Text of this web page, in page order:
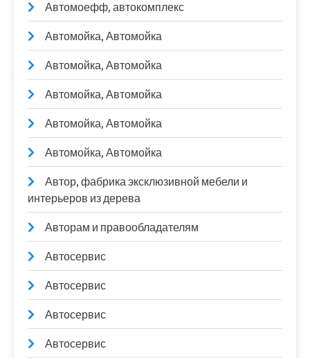
Автомоефф, автокомплекс
Автомойка, Автомойка
Автомойка, Автомойка
Автомойка, Автомойка
Автомойка, Автомойка
Автомойка, Автомойка
Автор, фабрика эксклюзивной мебели и
интерьеров из дерева
Авторам и правообладателям
Автосервис
Автосервис
Автосервис
Автосервис